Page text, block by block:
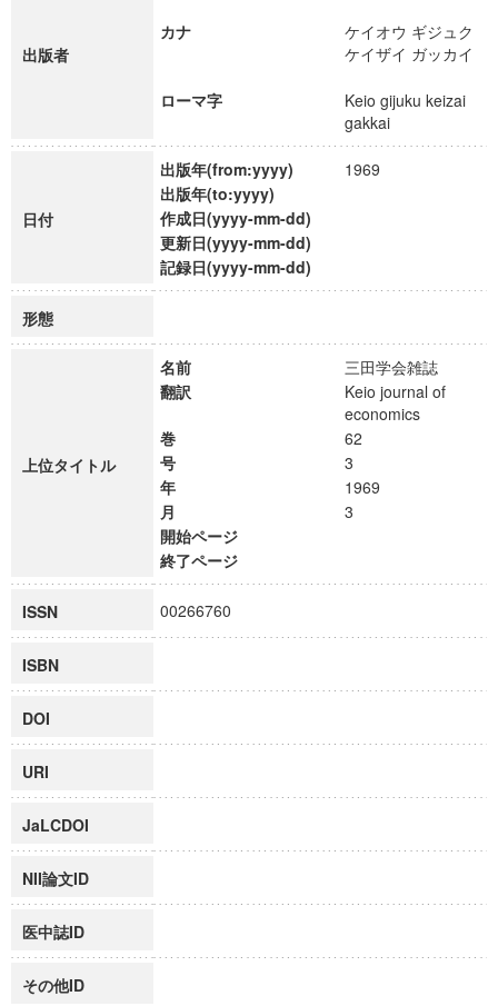
出版者
カナ
ケイオウ ギジュク
ケイザイ ガッカイ
ローマ字
Keio gijuku keizai
gakkai
日付
出版年(from:yyyy)
1969
出版年(to:yyyy)
作成日(yyyy-mm-dd)
更新日(yyyy-mm-dd)
記録日(yyyy-mm-dd)
形態
上位タイトル
名前
三田学会雑誌
翻訳
Keio journal of
economics
巻
62
号
3
年
1969
月
3
開始ページ
終了ページ
ISSN 00266760
ISBN
DOI
URI
JaLCDOI
NII論文ID
医中誌ID
その他ID